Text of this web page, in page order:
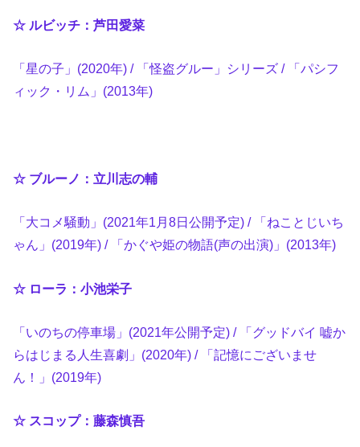
☆ ルビッチ：芦田愛菜
「星の子」(2020年) / 「怪盗グルー」シリーズ / 「パシフ
ィック・リム」(2013年)
☆ ブルーノ：立川志の輔
「大コメ騒動」(2021年1月8日公開予定) / 「ねことじいち
ゃん」(2019年) / 「かぐや姫の物語(声の出演)」(2013年)
☆ ローラ：小池栄子
「いのちの停車場」(2021年公開予定) / 「グッドバイ 嘘か
らはじまる人生喜劇」(2020年) / 「記憶にございませ
ん！」(2019年)
☆ スコップ：藤森慎吾